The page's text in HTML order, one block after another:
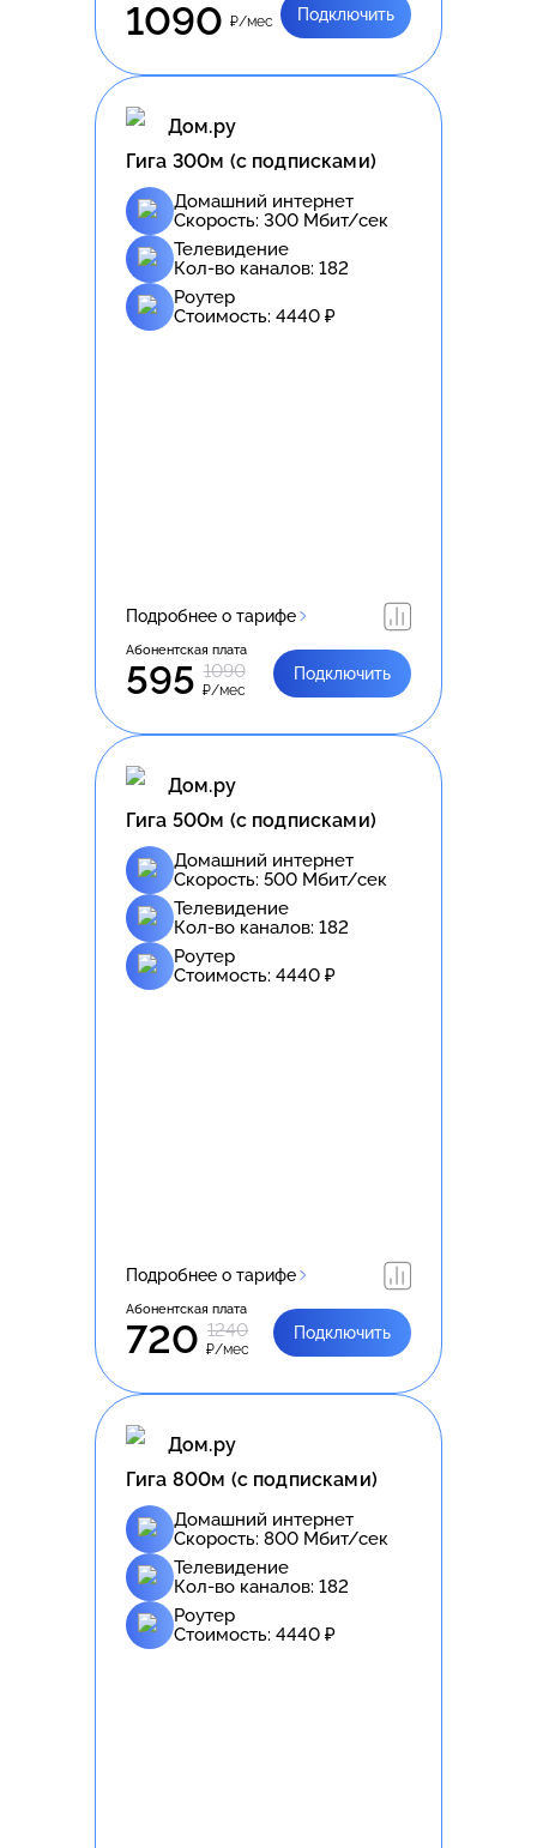
1090 ₽/мес Подключить
Дом.ру
Гига 300м (с подписками)
Домашний интернет
Скорость: 300 Мбит/сек
Телевидение
Кол-во каналов: 182
Роутер
Стоимость: 4440 ₽
Подробнее о тарифе
Абонентская плата
595 1090
₽/мес
Подключить
Дом.ру
Гига 500м (с подписками)
Домашний интернет
Скорость: 500 Мбит/сек
Телевидение
Кол-во каналов: 182
Роутер
Стоимость: 4440 ₽
Подробнее о тарифе
Абонентская плата
720 1240
₽/мес
Подключить
Дом.ру
Гига 800м (с подписками)
Домашний интернет
Скорость: 800 Мбит/сек
Телевидение
Кол-во каналов: 182
Роутер
Стоимость: 4440 ₽